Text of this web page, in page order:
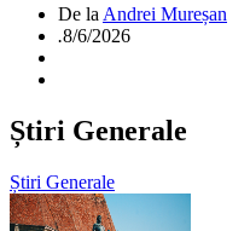
De la Andrei Mureșan
.8/6/2026
Știri Generale
Știri Generale